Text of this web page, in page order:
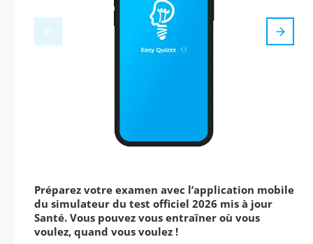
Préparez votre examen avec l’application mobile
du simulateur du test officiel 2026 mis à jour
Santé. Vous pouvez vous entraîner où vous
voulez, quand vous voulez !